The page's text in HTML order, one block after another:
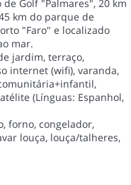
Golf "Palmares", 20 km
km do parque de
"Faro" e localizado
mar.
jardim, terraço,
internet (wifi), varanda,
(Línguas: Espanhol,
forno, congelador,
louça, louça/talheres,